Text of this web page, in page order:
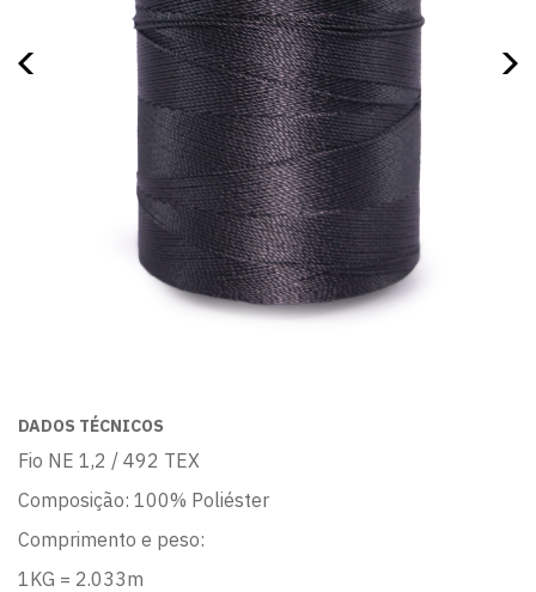
DADOS TÉCNICOS
Fio NE 1,2 / 492 TEX
Composição: 100% Poliéster
Comprimento e peso:
1KG = 2.033m